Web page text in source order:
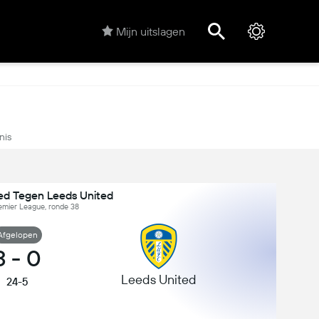
Mijn uitslagen
Tegen Leeds United
League, ronde 38
- 0
24-5 Leeds United